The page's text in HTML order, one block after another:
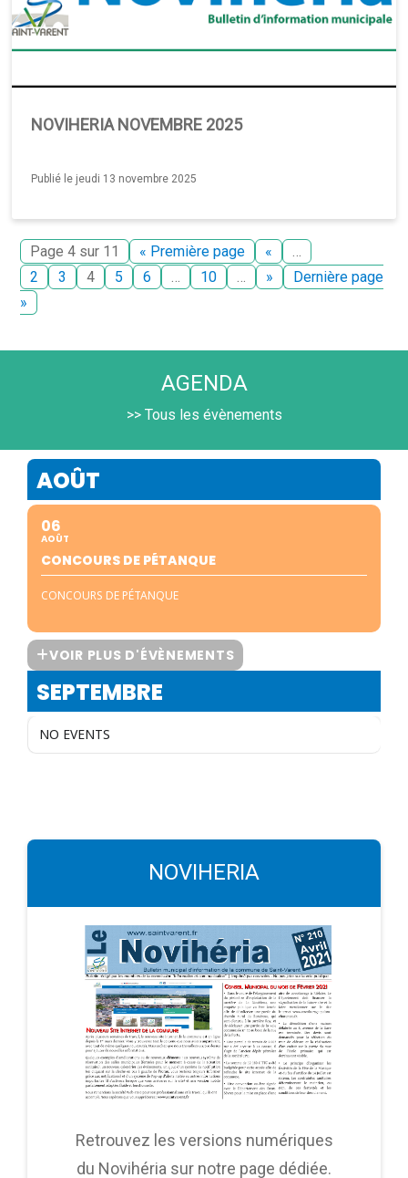
NOVIHERIA NOVEMBRE 2025
Publié le jeudi 13 novembre 2025
Page 4 sur 11 « Première page «
…
2
3 4 5 6 … 10 … »
Dernière page
»
AGENDA
>> Tous les évènements
AOÛT
06
AOÛT
CONCOURS DE PÉTANQUE
CONCOURS DE PÉTANQUE
VOIR PLUS D'ÉVÈNEMENTS
SEPTEMBRE
NO EVENTS
NOVIHERIA
Retrouvez les versions numériques
du Novihéria sur notre page dédiée.